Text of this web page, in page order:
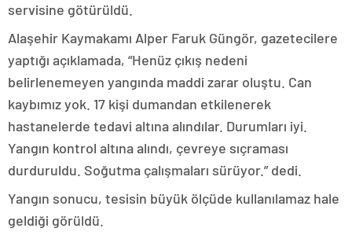
servisine götürüldü.
Alaşehir Kaymakamı Alper Faruk Güngör, gazetecilere
yaptığı açıklamada, “Henüz çıkış nedeni
belirlenemeyen yangında maddi zarar oluştu. Can
kaybımız yok. 17 kişi dumandan etkilenerek
hastanelerde tedavi altına alındılar. Durumları iyi.
Yangın kontrol altına alındı, çevreye sıçraması
durduruldu. Soğutma çalışmaları sürüyor.” dedi.
Yangın sonucu, tesisin büyük ölçüde kullanılamaz hale
geldiği görüldü.